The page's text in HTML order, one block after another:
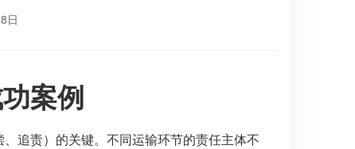
日
案例
追责）的关键。不同运输环节的责任主体不